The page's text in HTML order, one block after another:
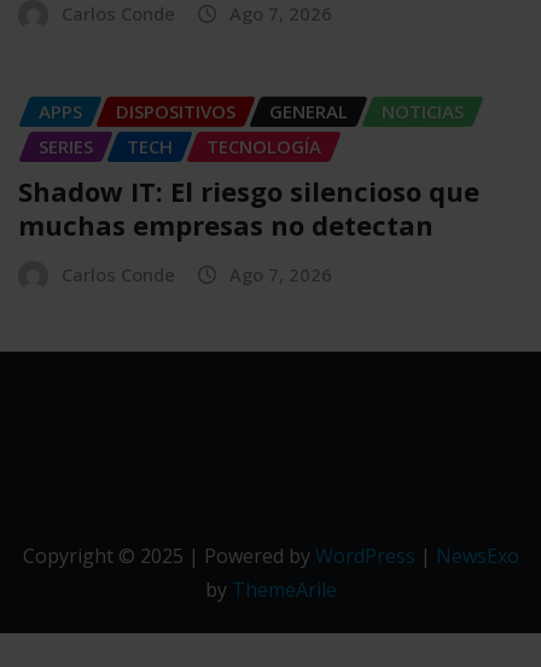
Carlos Conde Ago 7, 2026
APPS DISPOSITIVOS GENERAL
NOTICIAS
SERIES
TECH TECNOLOGÍA
Shadow IT: El riesgo silencioso que
muchas empresas no detectan
Carlos Conde Ago 7, 2026
Copyright © 2025 | Powered byWordPress | NewsExo
by ThemeArile